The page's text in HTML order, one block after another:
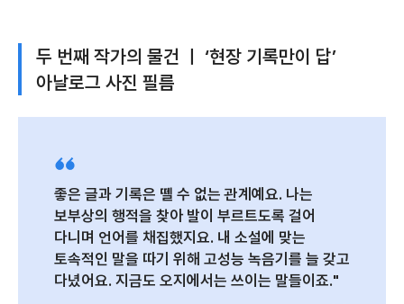
두 번째 작가의 물건 ㅣ ‘현장 기록만이 답’
아날로그 사진 필름
좋은 글과 기록은 뗄 수 없는 관계예요. 나는
보부상의 행적을 찾아 발이 부르트도록 걸어
다니며 언어를 채집했지요. 내 소설에 맞는
토속적인 말을 따기 위해 고성능 녹음기를 늘 갖고
다녔어요. 지금도 오지에서는 쓰이는 말들이죠."